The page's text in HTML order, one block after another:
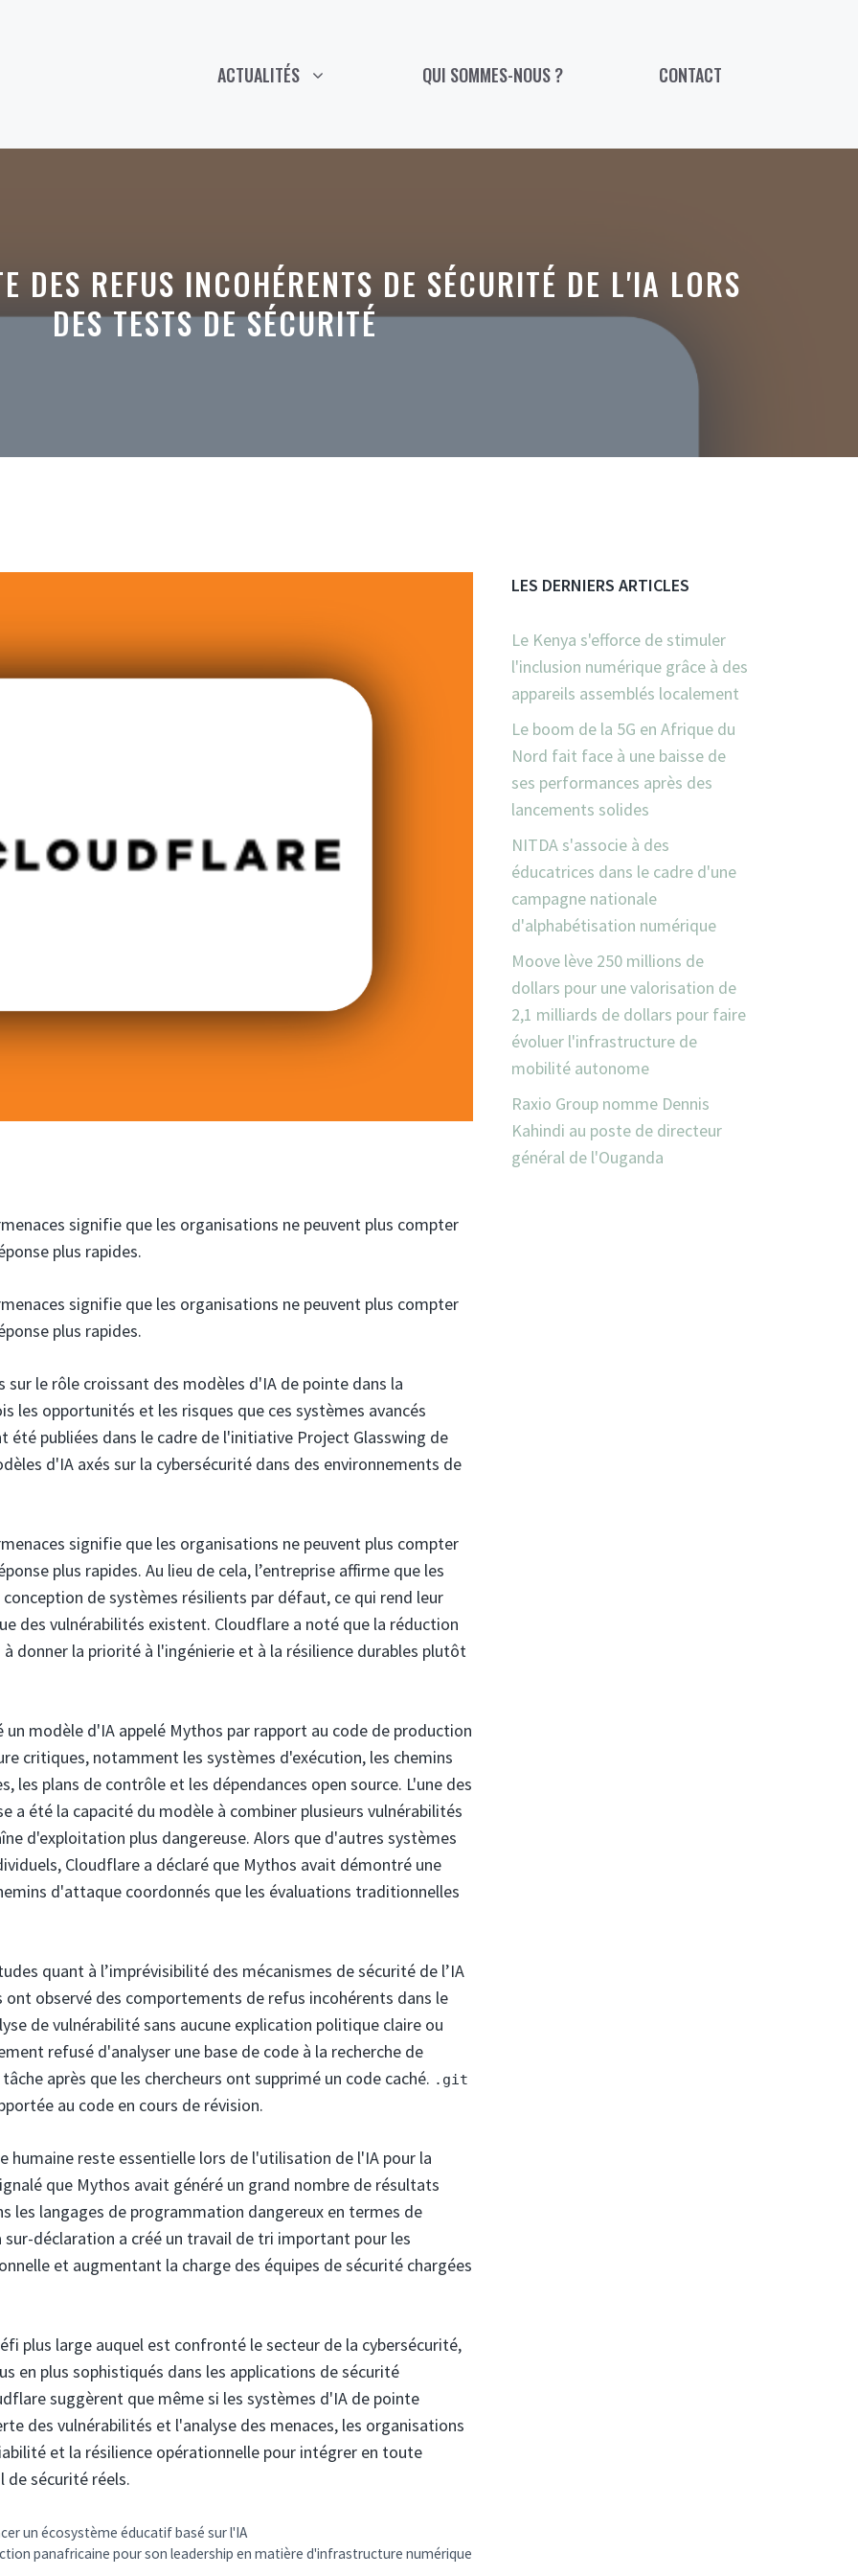
ACTUALITÉS QUI SOMMES-NOUS ? CONTACT
DES REFUS INCOHÉRENTS DE SÉCURITÉ DE L'IA LORS
DES TESTS DE SÉCURITÉ
signifie que les organisations ne peuvent plus compter
plus rapides.
signifie que les organisations ne peuvent plus compter
plus rapides.
sur le rôle croissant des modèles d'IA de pointe dans la
les opportunités et les risques que ces systèmes avancés
publiées dans le cadre de l'initiative Project Glasswing de
d'IA axés sur la cybersécurité dans des environnements de
signifie que les organisations ne peuvent plus compter
plus rapides. Au lieu de cela, l’entreprise affirme que les
de systèmes résilients par défaut, ce qui rend leur
des vulnérabilités existent. Cloudflare a noté que la réduction
donner la priorité à l'ingénierie et à la résilience durables plutôt
modèle d'IA appelé Mythos par rapport au code de production
critiques, notamment les systèmes d'exécution, les chemins
les plans de contrôle et les dépendances open source. L'une des
a été la capacité du modèle à combiner plusieurs vulnérabilités
d'exploitation plus dangereuse. Alors que d'autres systèmes
Cloudflare a déclaré que Mythos avait démontré une
d'attaque coordonnés que les évaluations traditionnelles
quant à l’imprévisibilité des mécanismes de sécurité de l’IA
ont observé des comportements de refus incohérents dans le
de vulnérabilité sans aucune explication politique claire ou
refusé d'analyser une base de code à la recherche de
après que les chercheurs ont supprimé un code caché. .git
au code en cours de révision.
humaine reste essentielle lors de l'utilisation de l'IA pour la
que Mythos avait généré un grand nombre de résultats
les langages de programmation dangereux en termes de
déclaration a créé un travail de tri important pour les
et augmentant la charge des équipes de sécurité chargées
plus large auquel est confronté le secteur de la cybersécurité,
en plus sophistiqués dans les applications de sécurité
suggèrent que même si les systèmes d'IA de pointe
des vulnérabilités et l'analyse des menaces, les organisations
et la résilience opérationnelle pour intégrer en toute
de sécurité réels.
un écosystème éducatif basé sur l'IA
panafricaine pour son leadership en matière d'infrastructure numérique
LES DERNIERS ARTICLES
Le Kenya s'efforce de stimuler
l'inclusion numérique grâce à des
appareils assemblés localement
Le boom de la 5G en Afrique du
Nord fait face à une baisse de
ses performances après des
lancements solides
NITDA s'associe à des
éducatrices dans le cadre d'une
campagne nationale
d'alphabétisation numérique
Moove lève 250 millions de
dollars pour une valorisation de
2,1 milliards de dollars pour faire
évoluer l'infrastructure de
mobilité autonome
Raxio Group nomme Dennis
Kahindi au poste de directeur
général de l'Ouganda